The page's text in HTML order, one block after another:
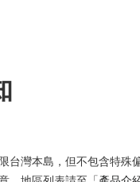
台灣本島，但不包含特殊